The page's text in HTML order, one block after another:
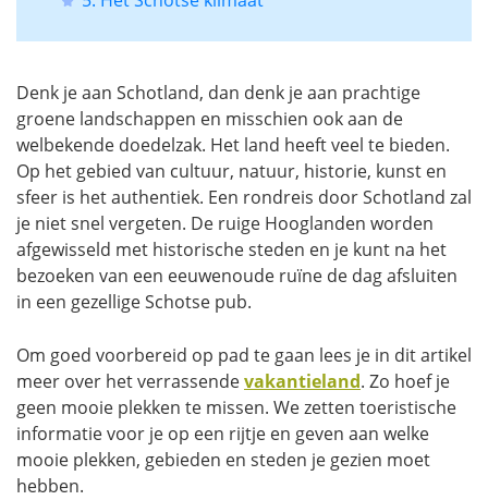
Denk je aan Schotland, dan denk je aan prachtige
groene landschappen en misschien ook aan de
welbekende doedelzak. Het land heeft veel te bieden.
Op het gebied van cultuur, natuur, historie, kunst en
sfeer is het authentiek. Een rondreis door Schotland zal
je niet snel vergeten. De ruige Hooglanden worden
afgewisseld met historische steden en je kunt na het
bezoeken van een eeuwenoude ruïne de dag afsluiten
in een gezellige Schotse pub.
Om goed voorbereid op pad te gaan lees je in dit artikel
meer over het verrassendevakantieland. Zo hoef je
geen mooie plekken te missen. We zetten toeristische
informatie voor je op een rijtje en geven aan welke
mooie plekken, gebieden en steden je gezien moet
hebben.